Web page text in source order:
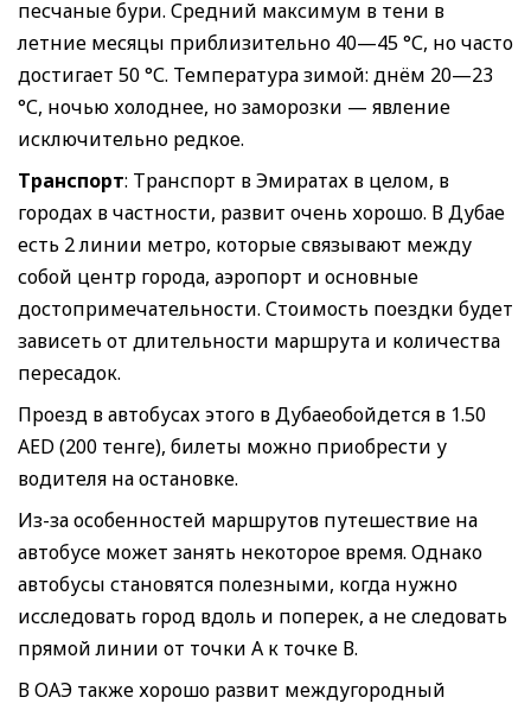
песчаные бури. Средний максимум в тени в
летние месяцы приблизительно 40—45 °С, но часто
достигает 50 °С. Температура зимой: днём 20—23
°С, ночью холоднее, но заморозки — явление
исключительно редкое.
Транспорт: Транспорт в Эмиратах в целом, в
городах в частности, развит очень хорошо. В Дубае
есть 2 линии метро, которые связывают между
собой центр города, аэропорт и основные
достопримечательности. Стоимость поездки будет
зависеть от длительности маршрута и количества
пересадок.
Проезд в автобусах этого в Дубаеобойдется в 1.50
AED (200 тенге), билеты можно приобрести у
водителя на остановке.
Из-за особенностей маршрутов путешествие на
автобусе может занять некоторое время. Однако
автобусы становятся полезными, когда нужно
исследовать город вдоль и поперек, а не следовать
прямой линии от точки А к точке В.
В ОАЭ также хорошо развит междугородный